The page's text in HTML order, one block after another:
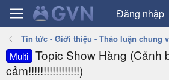
Đăng nhập
Tin tức - Giới thiệu - Thảo luận chung
Multi Topic Show Hàng (Cảnh
cảm!!!!!!!!!!!!!!!!!)